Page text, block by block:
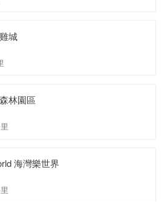
城
林園區
海灣樂世界